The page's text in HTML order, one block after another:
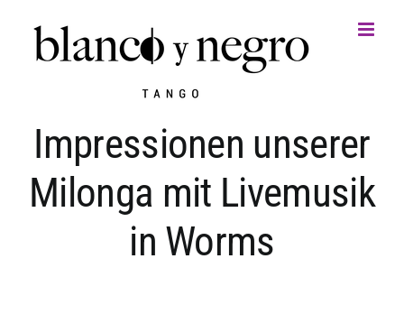
springen
Impressionen unserer
Milonga mit Livemusik
in Worms